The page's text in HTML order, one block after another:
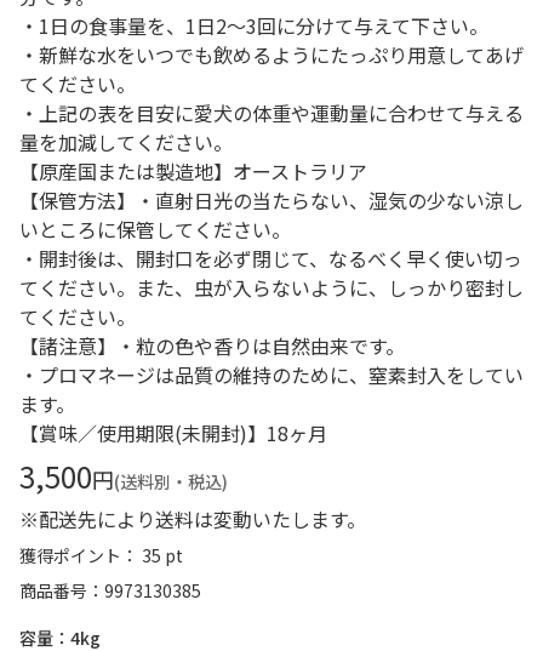
・1日の食事量を、1日2～3回に分けて与えて下さい。
・新鮮な水をいつでも飲めるようにたっぷり用意してあげ
てください。
・上記の表を目安に愛犬の体重や運動量に合わせて与える
量を加減してください。
【原産国または製造地】オーストラリア
【保管方法】・直射日光の当たらない、湿気の少ない涼し
いところに保管してください。
・開封後は、開封口を必ず閉じて、なるべく早く使い切っ
てください。また、虫が入らないように、しっかり密封し
てください。
【諸注意】・粒の色や香りは自然由来です。
・プロマネージは品質の維持のために、窒素封入をしてい
ます。
【賞味／使用期限(未開封)】18ヶ月
3,500円(送料別・税込)
※配送先により送料は変動いたします。
獲得ポイント： 35 pt
商品番号
9973130385
容量：4kg